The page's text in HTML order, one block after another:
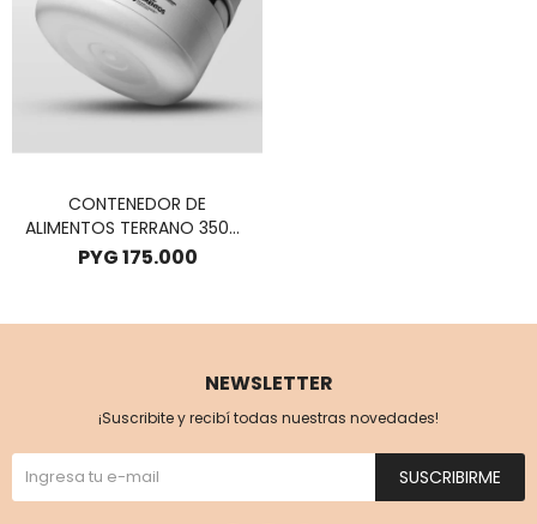
CONTENEDOR DE
ALIMENTOS TERRANO 350ML
- BLANCO
PYG175.000
NEWSLETTER
¡Suscribite y recibí todas nuestras novedades!
SUSCRIBIRME